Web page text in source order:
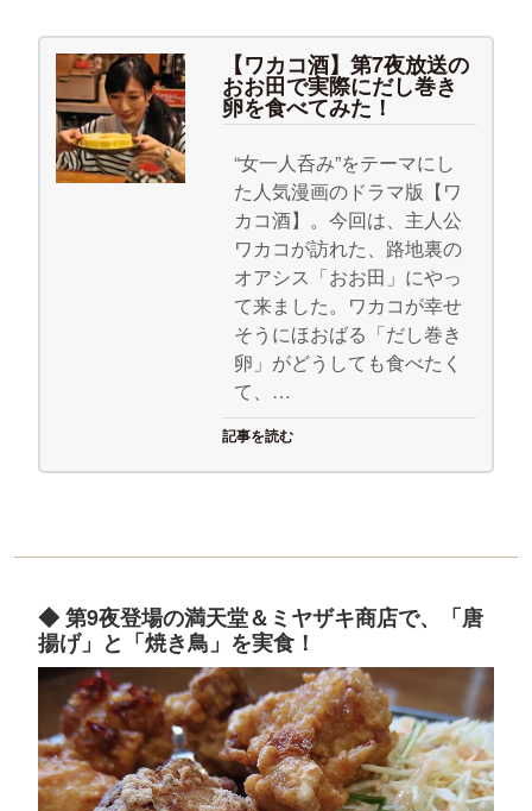
【ワカコ酒】第7夜放送の
おお田で実際にだし巻き
卵を食べてみた！
“女一人呑み”をテーマにし
た人気漫画のドラマ版【ワ
カコ酒】。今回は、主人公
ワカコが訪れた、路地裏の
オアシス「おお田」にやっ
て来ました。ワカコが幸せ
そうにほおばる「だし巻き
卵」がどうしても食べたく
て、…
記事を読む
◆ 第9夜登場の満天堂＆ミヤザキ商店で、「唐
揚げ」と「焼き鳥」を実食！